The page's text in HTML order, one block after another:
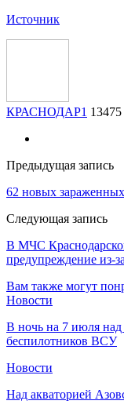
Источник
КРАСНОДАР1 13475
Предыдущая запись
62 новых
Следующая запись
В МЧС
предупреждение из-
Вам также могут
Новости
В ночь на 7 июля над
беспилотников ВСУ
Новости
Над акваторией